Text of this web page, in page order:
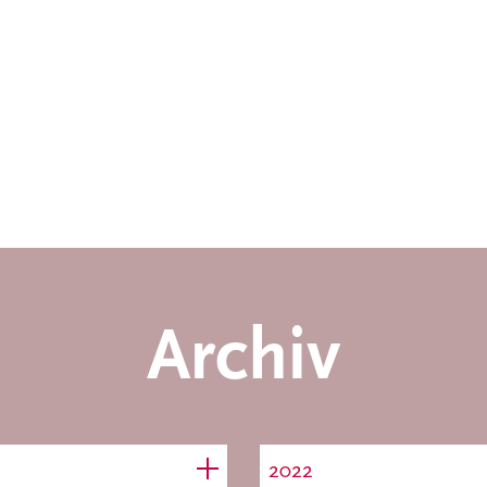
Archiv
2022